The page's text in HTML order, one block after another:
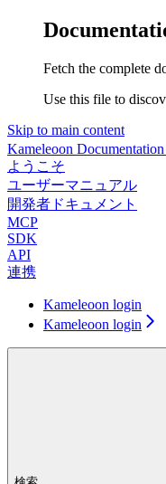
Fetch the complete
Use this file to
Skip to main content
Kameleoon Documentation
ようこそ
ユーザーマニュアル
開発者ドキュメント
MCP
SDK
API
連携
Kameleoon login
Kameleoon login